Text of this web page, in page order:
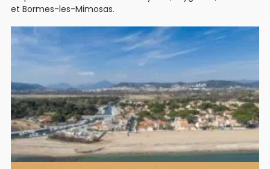
et Bormes-les-Mimosas.